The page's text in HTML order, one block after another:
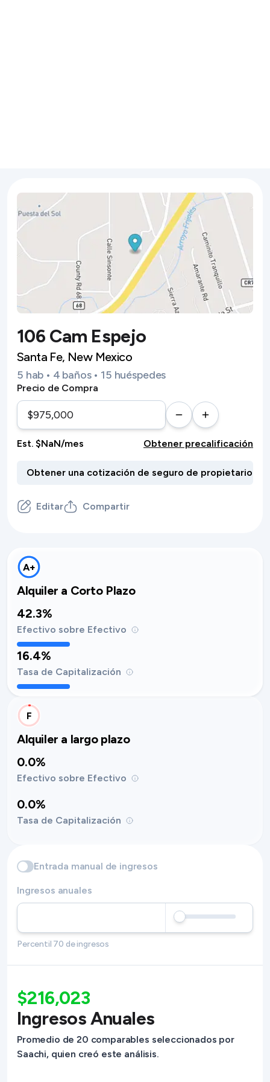
106 Cam Espejo
Santa Fe, New Mexico
5 hab • 4 baños • 15 huéspedes
Precio de Compra
Est. $NaN/mes Obtener precalificación
Editar Compartir
A+
Alquiler a Corto Plazo
42.3%
Efectivo sobre Efectivo
16.4%
Tasa de Capitalización
F
Alquiler a largo plazo
0.0%
Efectivo sobre Efectivo
0.0%
Tasa de Capitalización
Entrada manual de ingresos
Ingresos anuales
Percentil 70 de ingresos
$216,023
Ingresos Anuales
Promedio de 20 comparables seleccionados por
Saachi, quien creó este análisis.